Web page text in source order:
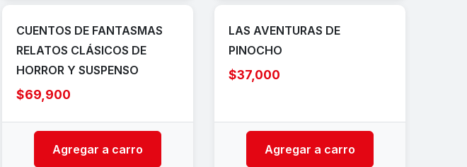
CUENTOS DE FANTASMAS
RELATOS CLÁSICOS DE
HORROR Y SUSPENSO
$69,900
Agregar a carro
LAS AVENTURAS DE
PINOCHO
$37,000
Agregar a carro